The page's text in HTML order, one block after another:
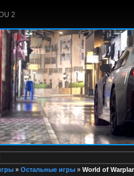
2
» Остальные игры » World of